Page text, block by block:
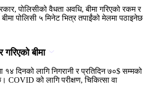
पोलिसीको वैधता अवधि, बीमा गरिएको रकम र
पोलिसी ५ मिनेट भित्र तपाईंको मेलमा पठाइनेछ
बीमा
१४ दिनको लागि निगरानी र प्रतिदिन ७०$ सम्मको
COVID को लागि परीक्षण, चिकित्सा वा